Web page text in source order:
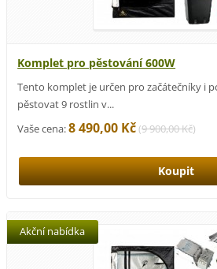
Komplet pro pěstování 600W
Tento komplet je určen pro začátečníky i
pěstovat 9 rostlin v...
Vaše cena:8 490,00 Kč(9 900,00 Kč)
Akční nabídka